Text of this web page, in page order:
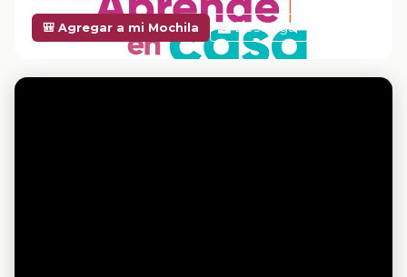
🎒 Agregar a mi Mochila Descargar